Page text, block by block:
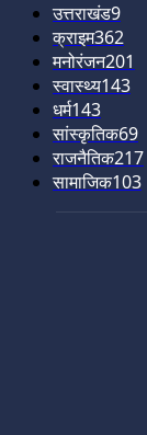
उत्तराखंड9
क्राइम362
मनोरंजन201
स्वास्थ्य143
धर्म143
सांस्कृतिक69
राजनैतिक217
सामाजिक103